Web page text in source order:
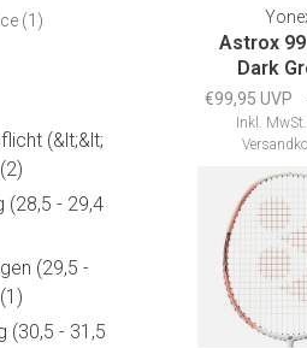
(1)
(&lt;&lt;
(2)
(28,5 - 29,4
(29,5 -
(1)
(30,5 - 31,5
Astrox 99
Dark
€99,95 UVP
Inkl. MwSt.